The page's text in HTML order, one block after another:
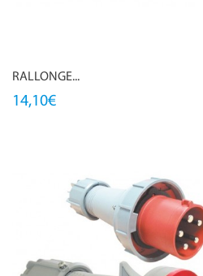
RALLONGE...
14,10€